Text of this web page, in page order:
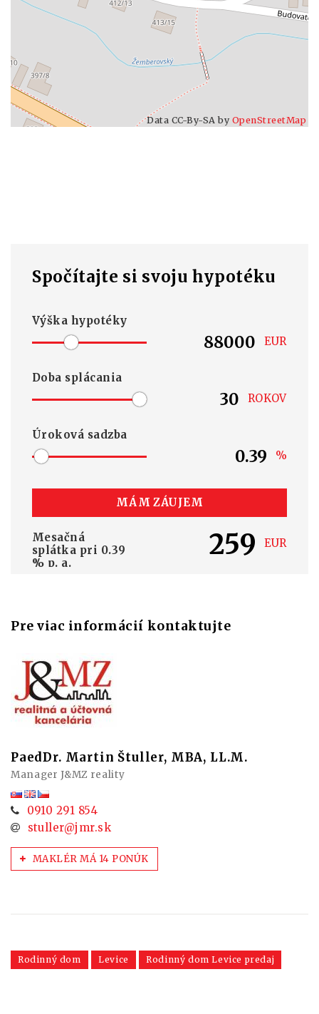
Data CC-By-SA by OpenStreetMap
Spočítajte si svoju hypotéku
Výška hypotéky
EUR
Doba splácania
ROKOV
Úroková sadzba
%
MÁM ZÁUJEM
Mesačná
splátka pri 0.39
% p. a.
259 EUR
Pre viac informácií kontaktujte
PaedDr. Martin Štuller, MBA, LL.M.
Manager J&MZ reality
0910 291 854
stuller@jmr.sk
MAKLÉR MÁ 14 PONÚK
Rodinný dom Levice Rodinný dom Levice predaj